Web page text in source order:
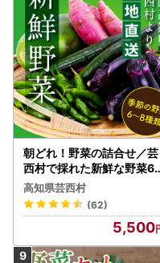
朝どれ！野菜の詰合せ／芸
西村で採れた新鮮な野菜6
～8種類をお届けします。
高知県芸西村
(62)
5,500